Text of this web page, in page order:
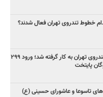
۱۰۱ اتوبوس دوکابین در خطوط تندروی تهران به کار گرفته شد؛ ورود ۲۹۹
پایتخت
تاسوعا و عاشورای حسینی (ع)